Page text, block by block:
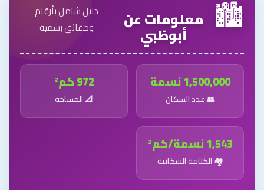
🏙️ معلومات عن
أبوظبي
دليل شامل بأرقام
وحقائق رسمية
1,500,000 نسمة
👥 عدد السكان
972 كم²
📐 المساحة
1,543 نسمة/كم²
🏘️ الكثافة السكانية